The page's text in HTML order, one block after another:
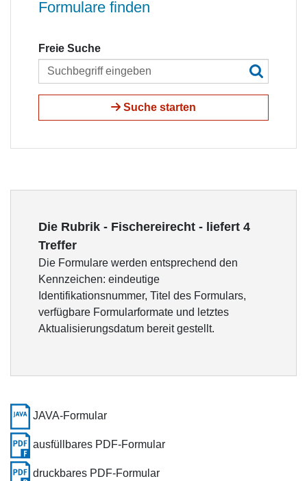
Formulare finden
Freie Suche
Suche starten
Die Rubrik - Fischereirecht - liefert 4
Treffer
Die Formulare werden entsprechend den
Kennzeichen: eindeutige
Identifikationsnummer, Titel des Formulars,
verfügbare Formularformate und letztes
Aktualisierungsdatum bereit gestellt.
JAVA-Formular
ausfüllbares PDF-Formular
druckbares PDF-Formular